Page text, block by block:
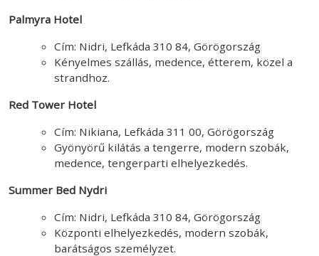
Palmyra Hotel
Cím: Nidri, Lefkáda 310 84, Görögország
Kényelmes szállás, medence, étterem, közel a
strandhoz.
Red Tower Hotel
Cím: Nikiana, Lefkáda 311 00, Görögország
Gyönyörű kilátás a tengerre, modern szobák,
medence, tengerparti elhelyezkedés.
Summer Bed Nydri
Cím: Nidri, Lefkáda 310 84, Görögország
Központi elhelyezkedés, modern szobák,
barátságos személyzet.